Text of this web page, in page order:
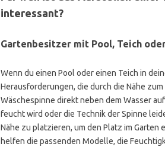
interessant?
Gartenbesitzer mit Pool, Teich
Wenn du einen Pool oder einen Teich in
Herausforderungen, die durch die Nähe
Wäschespinne direkt neben dem Wasser
feucht wird oder die Technik der Spinne
Nähe zu platzieren, um den Platz im
helfen die passenden Modelle, die